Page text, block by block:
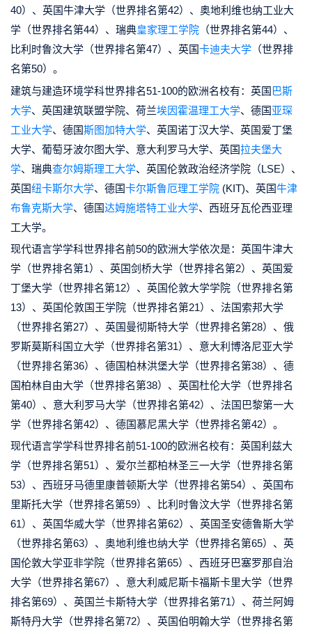
40）、英国牛津大学（世界排名第42）、奥地利维也纳工业大
学（世界排名第44）、瑞典皇家理工学院 （世界排名第44）、
比利时鲁汶大学（世界排名第47）、英国卡迪夫大学 （世界排
名第50）。
建筑与建造环境学科世界排名51-100的欧洲名校有：英国 巴斯
大学、英国建筑联盟学院、荷兰埃因霍温理工大学、德国亚琛
工业大学、德国斯图加特大学、英国诺丁汉大学、英国爱丁堡
大学、葡萄牙波尔图大学、意大利罗马大学、英国拉夫堡大
学、瑞典查尔姆斯理工大学、英国伦敦政治经济学院（LSE）、
英国纽卡斯尔大学、德国卡尔斯鲁厄理工学院 (KIT)、英国牛津
布鲁克斯大学、德国达姆施塔特工业大学、西班牙瓦伦西亚理
工大学。
现代语言学学科世界排名前50的欧洲大学依次是：英国牛津大
学（世界排名第1）、英国剑桥大学（世界排名第2）、英国爱
丁堡大学（世界排名第12）、英国伦敦大学学院（世界排名第
13）、英国伦敦国王学院（世界排名第21）、法国索邦大学
（世界排名第27）、英国曼彻斯特大学（世界排名第28）、俄
罗斯莫斯科国立大学（世界排名第31）、意大利博洛尼亚大学
（世界排名第36）、德国柏林洪堡大学（世界排名第38）、德
国柏林自由大学（世界排名第38）、英国杜伦大学（世界排名
第40）、意大利罗马大学（世界排名第42）、法国巴黎第一大
学（世界排名第42）、德国慕尼黑大学（世界排名第42）。
现代语言学学科世界排名前51-100的欧洲名校有：英国利兹大
学（世界排名第51）、爱尔兰都柏林圣三一大学（世界排名第
53）、西班牙马德里康普顿斯大学（世界排名第54）、英国布
里斯托大学（世界排名第59）、比利时鲁汶大学（世界排名第
61）、英国华威大学（世界排名第62）、英国圣安德鲁斯大学
（世界排名第63）、奥地利维也纳大学（世界排名第65）、英
国伦敦大学亚非学院（世界排名第65）、西班牙巴塞罗那自治
大学（世界排名第67）、意大利威尼斯卡福斯卡里大学（世界
排名第69）、英国兰卡斯特大学（世界排名第71）、荷兰阿姆
斯特丹大学（世界排名第72）、英国伯明翰大学（世界排名第